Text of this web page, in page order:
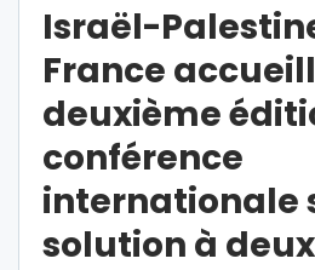
Israël-
France
deuxième
conférence
internationale
solution à